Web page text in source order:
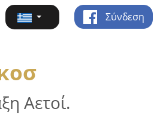
Σύνδεση
Αετοί.